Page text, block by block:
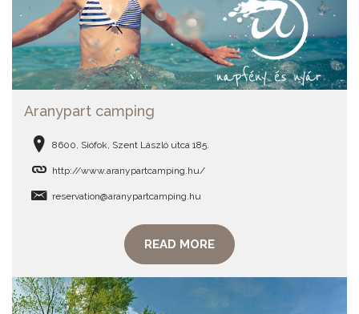
Aranypart camping
8600, Siófok, Szent László utca 185.
http://www.aranypartcamping.hu/
reservation@aranypartcamping.hu
READ MORE